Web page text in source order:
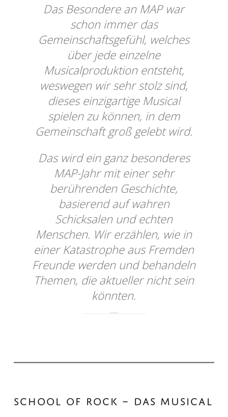
Das Besondere an MAP war
schon immer das
Gemeinschaftsgefühl, welches
über jede einzelne
Musicalproduktion entsteht,
weswegen wir sehr stolz sind,
dieses einzigartige Musical
spielen zu können, in dem
Gemeinschaft groß gelebt wird.
Das wird ein ganz besonderes
MAP-Jahr mit einer sehr
berührenden Geschichte,
basierend auf wahren
Schicksalen und echten
Menschen. Wir erzählen, wie in
einer Katastrophe aus Fremden
Freunde werden und behandeln
Themen, die aktueller nicht sein
könnten.
SCHOOL OF ROCK – DAS MUSICAL